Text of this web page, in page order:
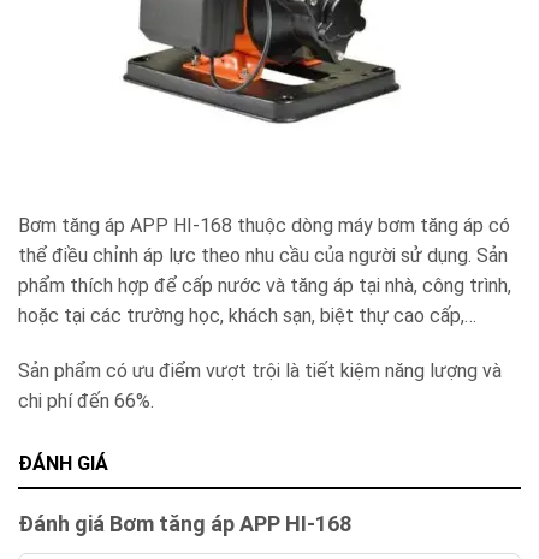
Bơm tăng áp APP HI-168 thuộc dòng máy bơm tăng áp có
thể điều chỉnh áp lực theo nhu cầu của người sử dụng. Sản
phẩm thích hợp để cấp nước và tăng áp tại nhà, công trình,
hoặc tại các trường học, khách sạn, biệt thự cao cấp,…
Sản phẩm có ưu điểm vượt trội là tiết kiệm năng lượng và
chi phí đến 66%.
ĐÁNH GIÁ
Đánh giá Bơm tăng áp APP HI-168